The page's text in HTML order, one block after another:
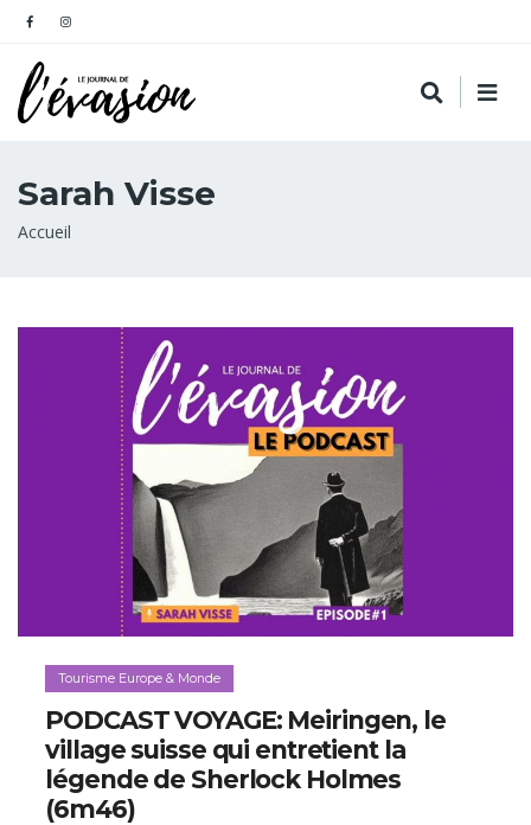
Sarah Visse
Fil
Accueil
Tourisme Europe & Monde
PODCAST VOYAGE: Meiringen, le
village suisse qui entretient la
légende de Sherlock Holmes
(6m46)